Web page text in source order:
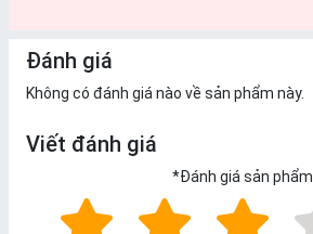
Đánh giá
Không có đánh giá nào về sản phẩm này.
Viết đánh giá
*Đánh giá sản phẩm